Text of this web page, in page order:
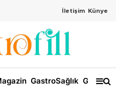
İletişim Künye
GastroSağlık